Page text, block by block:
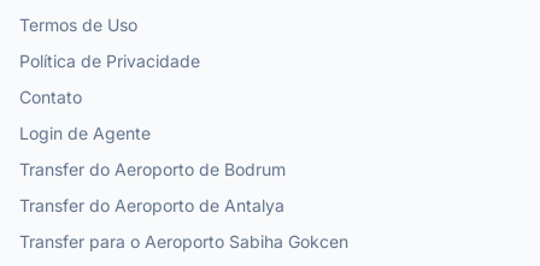
Termos de Uso
Política de Privacidade
Contato
Login de Agente
Transfer do Aeroporto de Bodrum
Transfer do Aeroporto de Antalya
Transfer para o Aeroporto Sabiha Gokcen